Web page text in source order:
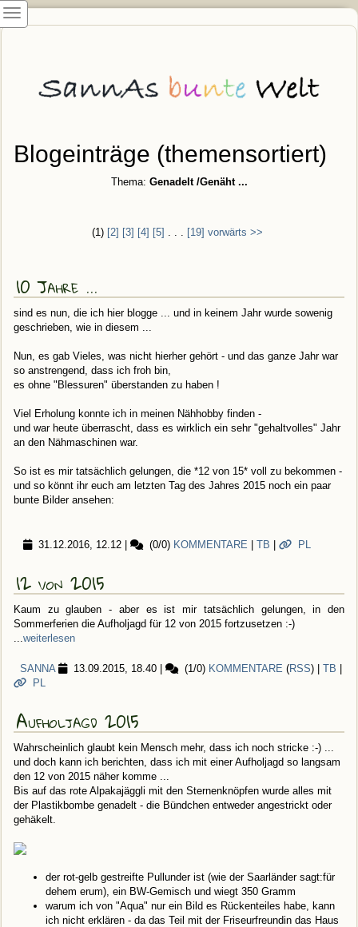
Blogeinträge (themensortiert)
Thema: Genadelt /Genäht ...
(1) [2] [3] [4] [5] [19] vorwärts >>
10 Jahre ...
sind es nun, die ich hier blogge ... und in keinem Jahr wurde sowenig
geschrieben, wie in diesem ...
Nun, es gab Vieles, was nicht hierher gehört - und das ganze Jahr war
so anstrengend, dass ich froh bin,
es ohne "Blessuren" überstanden zu haben !
Viel Erholung konnte ich in meinen Nähhobby finden -
und war heute überrascht, dass es wirklich ein sehr "gehaltvolles" Jahr
an den Nähmaschinen war.
So ist es mir tatsächlich gelungen, die *12 von 15* voll zu bekommen -
und so könnt ihr euch am letzten Tag des Jahres 2015 noch ein paar
bunte Bilder ansehen:
31.12.2016, 12.12 (0/0) KOMMENTARE TB PL
12 von 2015
Kaum zu glauben - aber es ist mir tatsächlich gelungen, in den
Sommerferien die Aufholjagd für 12 von 2015 fortzusetzen :-)
weiterlesen
SANNA 13.09.2015, 18.40 (1/0) KOMMENTARE (RSS) | TB
PL
Aufholjagd 2015
Wahrscheinlich glaubt kein Mensch mehr, dass ich noch stricke :-) ...
und doch kann ich berichten, dass ich mit einer Aufholjagd so langsam
den 12 von 2015 näher komme ...
Bis auf das rote Alpakajäggli mit den Sternenknöpfen wurde alles mit
der Plastikbombe genadelt - die Bündchen entweder angestrickt oder
gehäkelt.
der rot-gelb gestreifte Pullunder ist (wie der Saarländer sagt:für
dehem erum), ein BW-Gemisch und wiegt 350 Gramm
warum ich von "Aqua" nur ein Bild es Rückenteiles habe, kann
ich nicht erklären - da das Teil mit der Friseurfreundin das Haus